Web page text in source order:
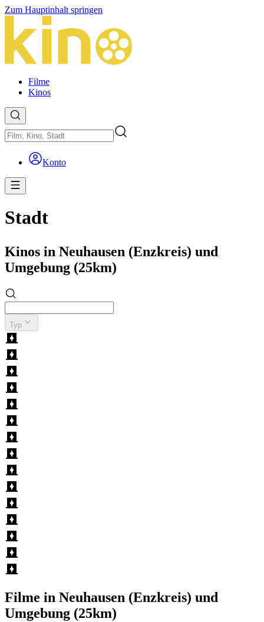
Zum Hauptinhalt springen
Filme
Kinos
Konto
Stadt
Kinos in Neuhausen (Enzkreis) und
Umgebung (25km)
Typ
Filme in Neuhausen (Enzkreis) und
Umgebung (25km)